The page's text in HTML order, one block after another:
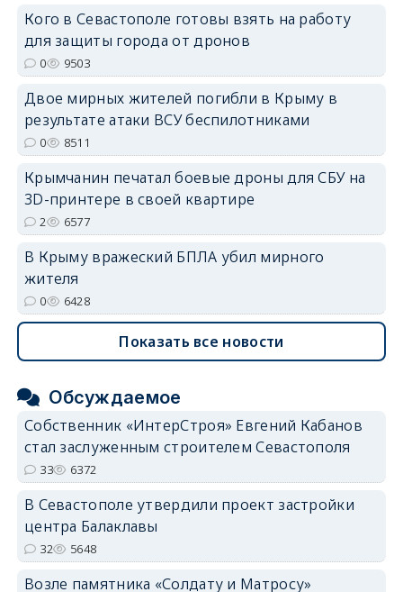
Кого в Севастополе готовы взять на работу
для защиты города от дронов
0 9503
Двое мирных жителей погибли в Крыму в
результате атаки ВСУ беспилотниками
0 8511
Крымчанин печатал боевые дроны для СБУ на
3D-принтере в своей квартире
2 6577
В Крыму вражеский БПЛА убил мирного
жителя
0 6428
Показать все новости
Обсуждаемое
Собственник «ИнтерСтроя» Евгений Кабанов
стал заслуженным строителем Севастополя
33 6372
В Севастополе утвердили проект застройки
центра Балаклавы
32 5648
Возле памятника «Солдату и Матросу»